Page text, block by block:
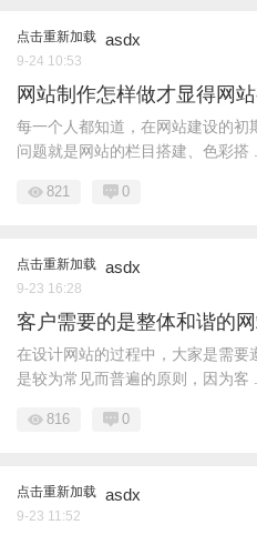
点击重新加载 asdx
9-24 10:53
网站制作怎样做才显得网
每一个人都知道，在网站建设的初
问题就是网站的栏目搭建、色彩搭 ...
821 0
点击重新加载 asdx
9-23 16:28
客户需要的是整体和谐的
在设计网站的过程中，大家是需要
是较为常见而普遍的原则，因为客 ...
816 0
点击重新加载 asdx
9-23 11:52